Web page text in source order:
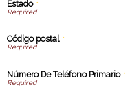
Estado*
Código postal*
Número De Teléfono Primario*